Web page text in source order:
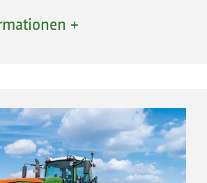
und sicher über Trittstufen
Zwischenfrüchten und
in Kombination mit der
+